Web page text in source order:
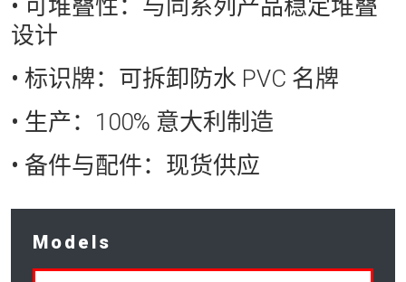
• 可堆叠性： 与同系列产品稳定堆叠
设计
• 标识牌： 可拆卸防水 PVC 名牌
• 生产： 100% 意大利制造
• 备件与配件： 现货供应
Models